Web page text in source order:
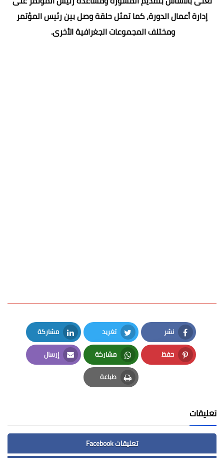
إدارة أعمال الدورة، كما تمثل حلقة وصل بين رئيس المؤتمر
ومختلف المجموعات الجغرافية الأخرى.
نشر
Facebook
تغريد
Twitter
مشاركة
LinkedIn
حفظ
Pinterest
مشاركة
Whatsapp
إرسال
Email
طباعة
Print
تعليقات
تعليقات Facebook